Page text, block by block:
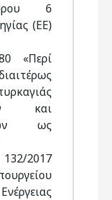
6
(ΕΕ)
«Περί
και
ως
2017